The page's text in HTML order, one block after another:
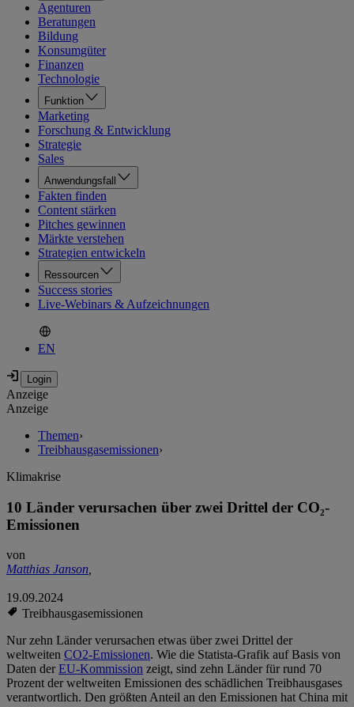
Agenturen
Beratungen
Bildung
Konsumgüter
Finanzen
Technologie
Funktion
Marketing
Forschung & Entwicklung
Strategie
Sales
Anwendungsfall
Fakten finden
Content stärken
Pitches gewinnen
Märkte verstehen
Strategien entwickeln
Ressourcen
Success stories
Live-Webinars & Aufzeichnungen
EN
Anzeige
Anzeige
Themen›
Treibhausgasemissionen›
Klimakrise
10 Länder verursachen über zwei Drittel der CO₂-
Emissionen
von
Matthias Janson,
19.09.2024
Treibhausgasemissionen
Nur zehn Länder verursachen etwas über zwei Drittel der
weltweiten CO2-Emissionen. Wie die Statista-Grafik auf Basis von
Daten derEU-Kommission zeigt, sind zehn Länder für rund 70
Prozent der weltweiten Emissionen des schädlichen Treibhausgases
verantwortlich. Den größten Anteil an den Emissionen hat China mit